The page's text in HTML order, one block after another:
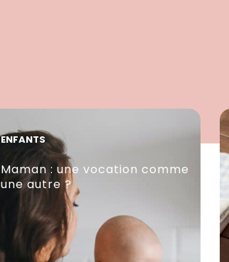
ENFANTS
Maman : une vocation comme
une autre ?